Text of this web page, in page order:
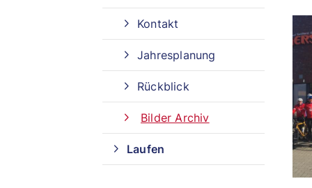
Kontakt
Jahresplanung
Rückblick
Bilder Archiv
Laufen